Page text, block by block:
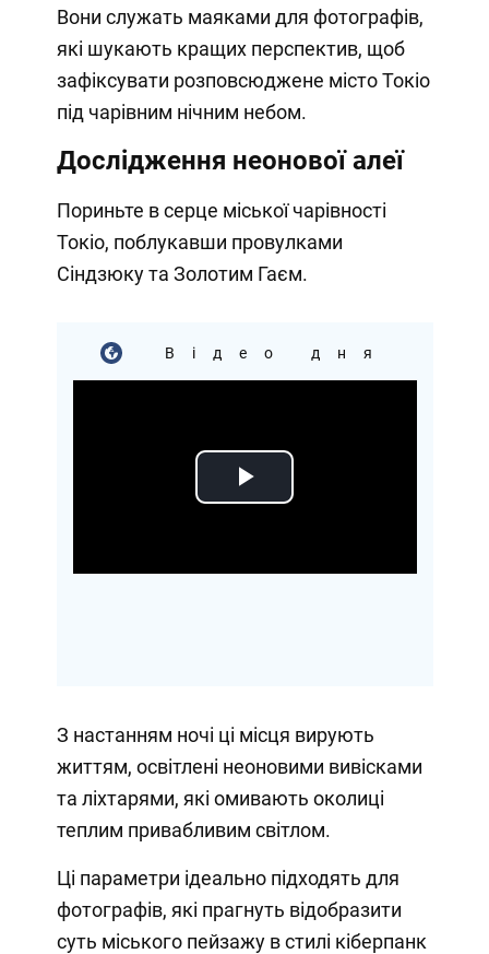
Вони служать маяками для фотографів,
які шукають кращих перспектив, щоб
зафіксувати розповсюджене місто Токіо
під чарівним нічним небом.
Дослідження неонової алеї
Пориньте в серце міської чарівності
Токіо, поблукавши провулками
Сіндзюку та Золотим Гаєм.
Відео дня
Play
З настанням ночі ці місця вирують
життям, освітлені неоновими вивісками
та ліхтарями, які омивають околиці
теплим привабливим світлом.
Ці параметри ідеально підходять для
фотографів, які прагнуть відобразити
суть міського пейзажу в стилі кіберпанк